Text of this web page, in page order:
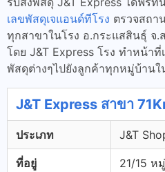
เลขพัสดุเจแอนด์ทีโรง ตรวจสถา
ทุกสาขาในโรง อ.กระแสสินธุ์ จ.
โดย J&T Express โรง ทำหน้า
พัสดุต่างๆไปยังลูกค้าทุกหมู่บ้าน
J&T Express สาขา
ประเภท J&T
ที่อยู่
21/15 ห